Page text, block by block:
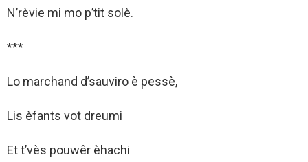
N’rèvie mi mo p’tit solè.
***
Lo marchand d’sauviro è pessè,
Lis èfants vot dreumi
Et t’vès pouwêr èhachi